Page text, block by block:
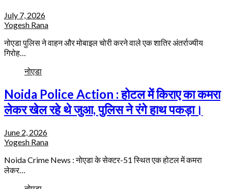
July 7, 2026
Yogesh Rana
नोएडा पुलिस ने वाहन और मोबाइल चोरी करने वाले एक शातिर अंतर्राज्यीय
गिरोह…
नोएडा
Noida Police Action : होटल में किराए का कमरा
लेकर खेल रहे थे जुआ, पुलिस ने रंगे हाथ पकड़ा।
June 2, 2026
Yogesh Rana
Noida Crime News : नोएडा के सेक्टर-51 स्थित एक होटल में कमरा
लेकर…